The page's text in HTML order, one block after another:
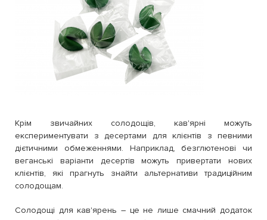
Крім звичайних солодощів, кав'ярні можуть
експериментувати з десертами для клієнтів з певними
дієтичними обмеженнями. Наприклад, безглютенові чи
веганські варіанти десертів можуть привертати нових
клієнтів, які прагнуть знайти альтернативи традиційним
солодощам.
Солодощі для кав'ярень – це не лише смачний додаток